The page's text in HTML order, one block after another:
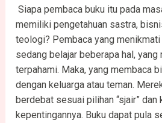
Siapa pembaca buku itu pada
memiliki pengetahuan sastra,
teologi? Pembaca yang menikmati
sedang belajar beberapa hal, yang
terpahami. Maka, yang membaca
dengan keluarga atau teman.
berdebat sesuai pilihan “sjair” dan
kepentingannya. Buku dapat pula